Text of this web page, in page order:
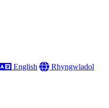
Chwilio
Iaith
English Gobal
Rhyngwladol